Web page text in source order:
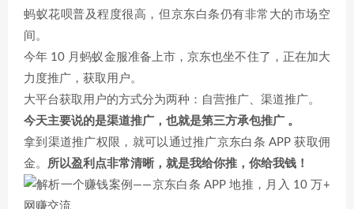
蚂蚁花呗普及程度很高，但京东白条仍有非常大的市场空
间。
今年 10 月蚂蚁金服准备上市，京东也坐不住了，正在加大
力度推广，获取用户。
大平台获取用户的方式分为两种：自营推广、渠道推广。
今天主要说的是渠道推广，也就是第三方承包推广 。
拿到渠道推广权限，就可以通过推广京东白条 APP 获取佣
金。 所以盈利点非常清晰，就是我给你推，你给我钱！